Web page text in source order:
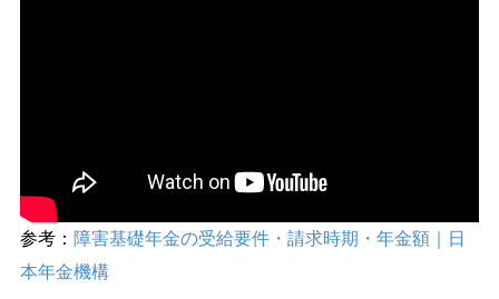
参考： 障害基礎年金の受給要件・請求時期・年金額｜日
本年金機構